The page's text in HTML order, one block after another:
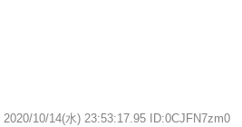
2020/10/14(水) 23:53:17.95 ID:0CJFN7zm0